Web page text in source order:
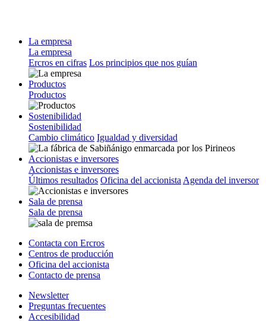
La empresa
La empresa
Ercros en cifras Los principios que nos guían
Productos
Productos
Sostenibilidad
Sostenibilidad
Cambio climático Igualdad y diversidad
Accionistas e inversores
Accionistas e inversores
Últimos resultados Oficina del accionista Agenda del inversor
Sala de prensa
Sala de prensa
Contacta con Ercros
Centros de producción
Oficina del accionista
Contacto de prensa
Newsletter
Preguntas frecuentes
Accesibilidad